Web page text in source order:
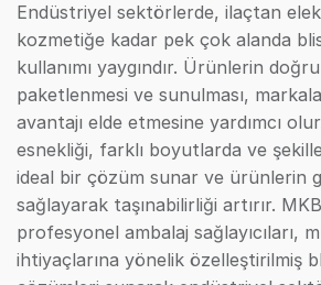
Endüstriyel sektörlerde, ilaçtan
kozmetiğe kadar pek çok alanda
kullanımı yaygındır. Ürünlerin
paketlenmesi ve sunulması,
avantajı elde etmesine yardımcı
esnekliği, farklı boyutlarda ve
ideal bir çözüm sunar ve ürünlerin
sağlayarak taşınabilirliği artırır.
profesyonel ambalaj sağlayıcıları,
ihtiyaçlarına yönelik özelleştirilmiş